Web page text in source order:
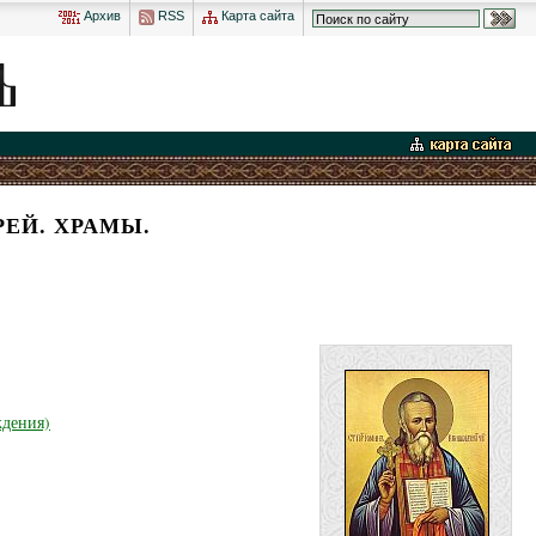
Архив RSS Карта сайта
ХРАМЫ.